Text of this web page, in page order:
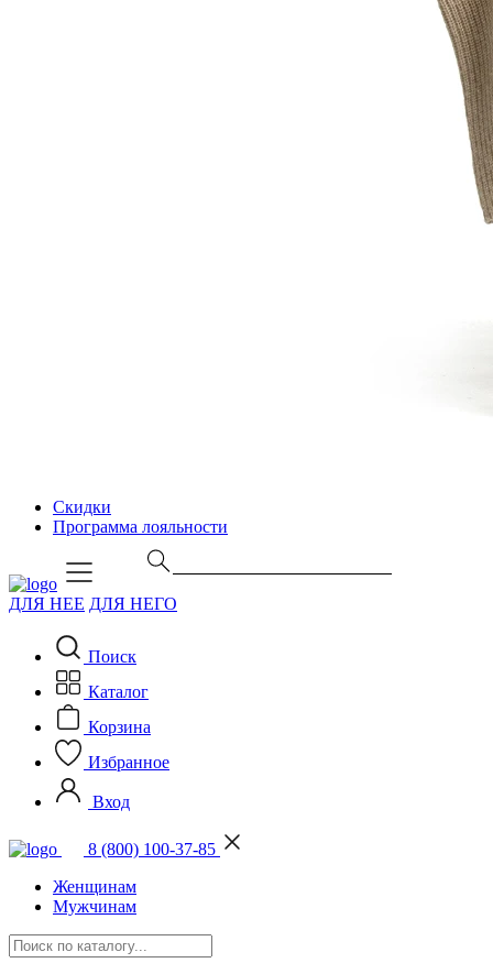
Скидки
Программа лояльности
ДЛЯ НЕЕ ДЛЯ НЕГО
Поиск
Каталог
Корзина
Избранное
Вход
8 (800) 100-37-85
Женщинам
Мужчинам